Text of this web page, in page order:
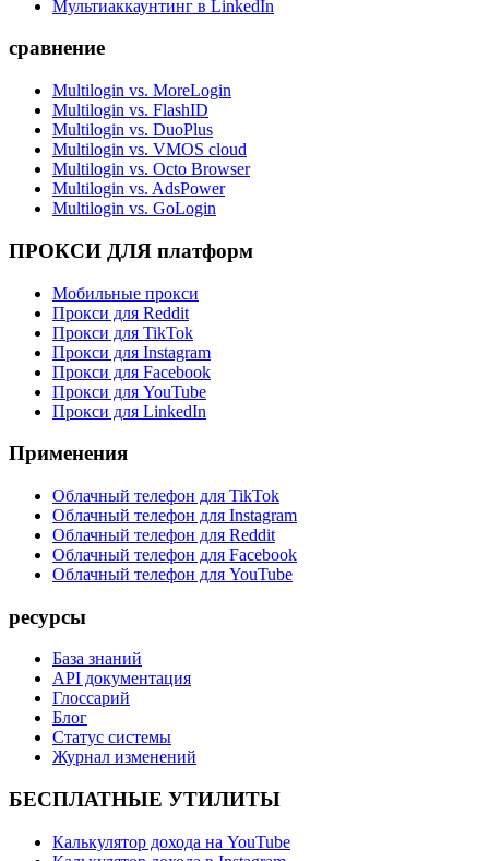
Мультиаккаунтинг в LinkedIn
сравнение
Multilogin vs. MoreLogin
Multilogin vs. FlashID
Multilogin vs. DuoPlus
Multilogin vs. VMOS cloud
Multilogin vs. Octo Browser
Multilogin vs. AdsPower
Multilogin vs. GoLogin
ПРОКСИ ДЛЯ платформ
Мобильные прокси
Прокси для Reddit
Прокси для TikTok
Прокси для Instagram
Прокси для Facebook
Прокси для YouTube
Прокси для LinkedIn
Применения
Облачный телефон для TikTok
Облачный телефон для Instagram
Облачный телефон для Reddit
Облачный телефон для Facebook
Облачный телефон для YouTube
ресурсы
База знаний
API документация
Глоссарий
Блог
Статус системы
Журнал изменений
БЕСПЛАТНЫЕ УТИЛИТЫ
Калькулятор дохода на YouTube